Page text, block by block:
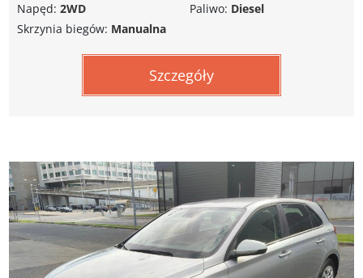
Napęd: 2WD
Paliwo: Diesel
Skrzynia biegów: Manualna
Szczegóły